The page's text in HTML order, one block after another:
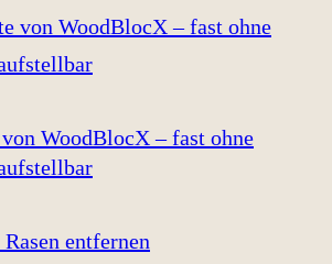
WoodBlocX – fast ohne